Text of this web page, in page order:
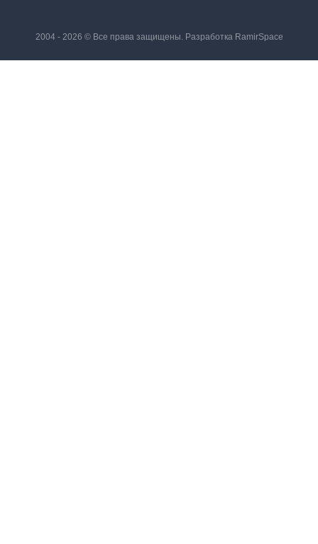
2004 - 2026 © Все права защищены. Разработка RamirSpace